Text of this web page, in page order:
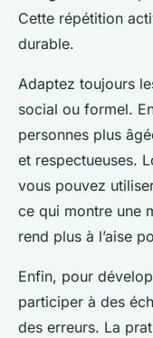
Cette répétition
durable.
Adaptez toujours
social ou formel.
personnes plus
et respectueuses.
vous pouvez
ce qui montre une
rend plus à l’aise
Enfin, pour
participer à des
des erreurs. La